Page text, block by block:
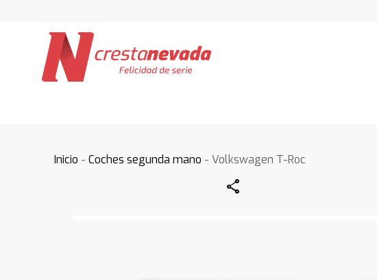
Inicio -Coches segunda mano - Volkswagen T-Roc
Share